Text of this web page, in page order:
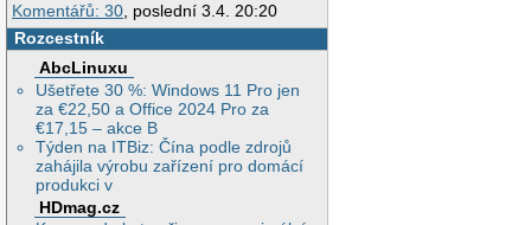
Komentářů: 30, poslední 3.4. 20:20
Rozcestník
AbcLinuxu
Ušetřete 30 %: Windows 11 Pro jen
za €22,50 a Office 2024 Pro za
€17,15 – akce B
Týden na ITBiz: Čína podle zdrojů
zahájila výrobu zařízení pro domácí
produkci v
HDmag.cz